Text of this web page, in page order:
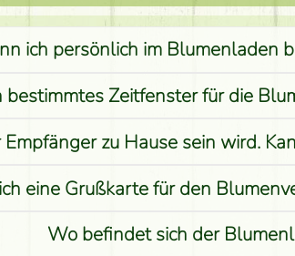
ich persönlich im Blumenladen
bestimmtes Zeitfenster für die
zu Hause sein wird.
eine Grußkarte für den
Wo befindet sich der